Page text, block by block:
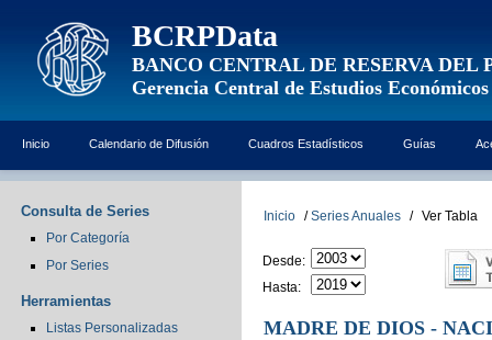
BCRPData
BANCO CENTRAL DE RESERVA DEL
Gerencia Central de Estudios Económicos
Inicio Calendario de Difusión Cuadros Estadísticos Guías
Consulta de Series
Por Categoría
Por Series
Herramientas
Listas Personalizadas
Inicio / Series Anuales / Ver Tabla
Desde:
Hasta:
MADRE DE DIOS -